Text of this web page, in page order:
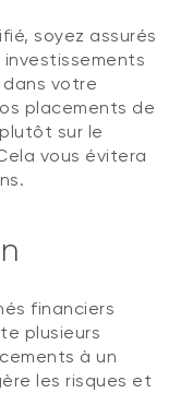
soyez assurés
investissements
dans votre
placements de
sur le
vous évitera
financiers
plusieurs
à un
les risques et